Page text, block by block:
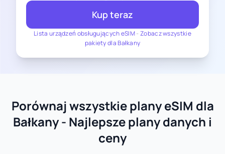
Lista urządzeń obsługujących eSIM- Zobacz wszystkie
pakiety dla Bałkany
Kup teraz
Porównaj wszystkie plany eSIM dla
Bałkany - Najlepsze plany danych i
ceny